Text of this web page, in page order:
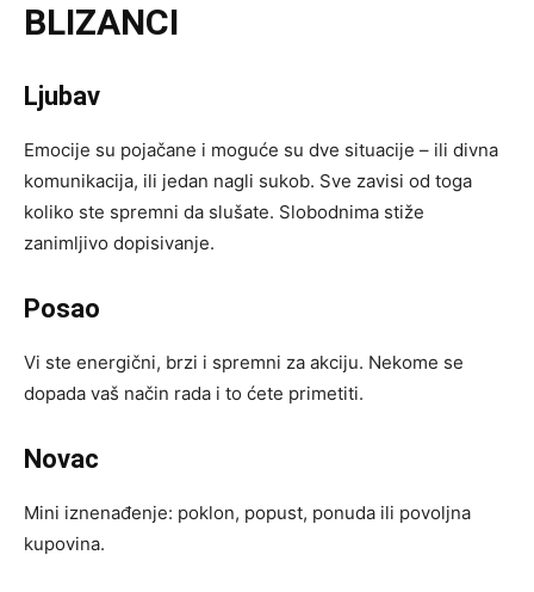
BLIZANCI
Ljubav
Emocije su pojačane i moguće su dve situacije – ili divna
komunikacija, ili jedan nagli sukob. Sve zavisi od toga
koliko ste spremni da slušate. Slobodnima stiže
zanimljivo dopisivanje.
Posao
Vi ste energični, brzi i spremni za akciju. Nekome se
dopada vaš način rada i to ćete primetiti.
Novac
Mini iznenađenje: poklon, popust, ponuda ili povoljna
kupovina.